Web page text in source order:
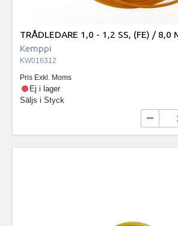
TRÅDLEDARE 1,0 - 1,2 SS, (FE) / 8,0
Kemppi
KW016312
Pris Exkl. Moms
Ej i lager
Säljs i Styck